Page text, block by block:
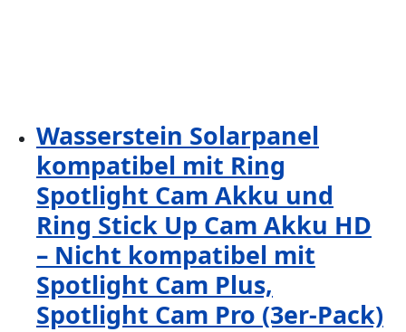
Wasserstein Solarpanel
kompatibel mit Ring
Spotlight Cam Akku und
Ring Stick Up Cam Akku HD
– Nicht kompatibel mit
Spotlight Cam Plus,
Spotlight Cam Pro (3er-Pack)